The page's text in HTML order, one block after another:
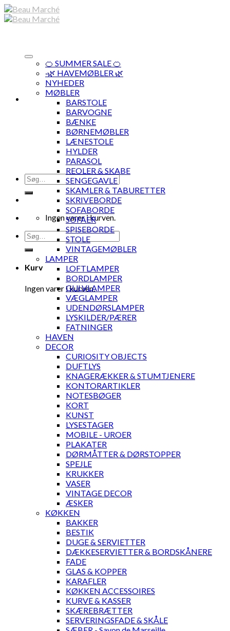
Skip
to
Søg
efter:
Ingen varer i kurven.
Søg
efter:
Kurv
Ingen varer i kurven.
🍊 SUMMER SALE 🍊
·🌿 HAVEMØBLER 🌿
NYHEDER
MØBLER
BARSTOLE
BARVOGNE
BÆNKE
BØRNEMØBLER
LÆNESTOLE
HYLDER
PARASOL
REOLER & SKABE
SENGEGAVLE
SKAMLER & TABURETTER
SKRIVEBORDE
SOFABORDE
SOFAER
SPISEBORDE
STOLE
VINTAGEMØBLER
LAMPER
LOFTLAMPER
BORDLAMPER
GULVLAMPER
VÆGLAMPER
UDENDØRSLAMPER
LYSKILDER/PÆRER
FATNINGER
HAVEN
DECOR
CURIOSITY OBJECTS
DUFTLYS
KNAGERÆKKER & STUMTJENERE
KONTORARTIKLER
NOTESBØGER
KORT
KUNST
LYSESTAGER
MOBILE - UROER
PLAKATER
DØRMÅTTER & DØRSTOPPER
SPEJLE
KRUKKER
VASER
VINTAGE DECOR
ÆSKER
KØKKEN
BAKKER
BESTIK
DUGE & SERVIETTER
DÆKKESERVIETTER & BORDSKÅNERE
FADE
GLAS & KOPPER
KARAFLER
KØKKEN ACCESSOIRES
KURVE & KASSER
SKÆREBRÆTTER
SERVERINGSFADE & SKÅLE